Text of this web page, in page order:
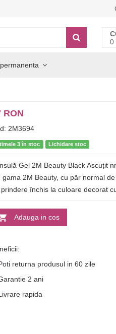
0
RON
2M3694
3 în stoc Lichidare stoc
Gel 2M Beauty Black Ascuțit
gama 2M Beauty, cu păr normal
închis la culoare decorat
Adauga in cos
returna produsul in 60 zile
2 ani
rapida